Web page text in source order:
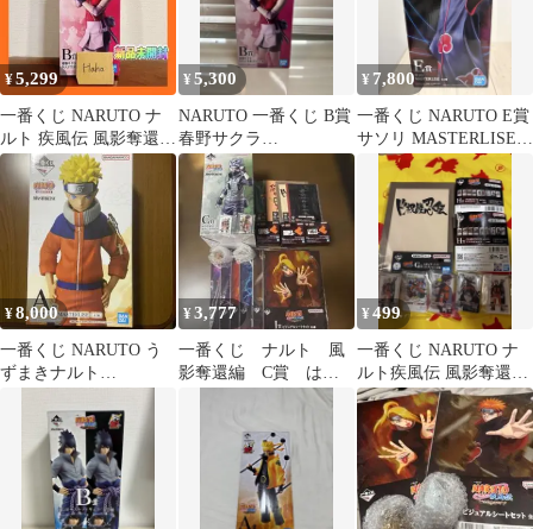
¥5,299
一番くじ NARUTO ナ
ルト 疾風伝 風影奪還編
B賞 春野サクラ
¥5,300
NARUTO 一番くじ B賞
春野サクラ
MASTERLISE
¥ 7,800
一番くじ NARUTO E賞
サソリ MASTERLISE
フィギュア
¥8,000
一番くじ NARUTO う
ずまきナルト
¥3,777
一番くじ ナルト 風
影奪還編 C賞 はた
¥499
一番くじ NARUTO ナ
ルト疾風伝 風影奪還編
G賞1個+H賞 5個